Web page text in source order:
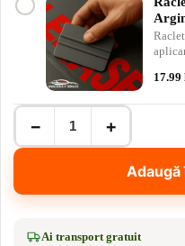
17.99
Cantitate
Stickere
Dacia
V2
Auto
− +
Adaugă
Ai transport gratuit